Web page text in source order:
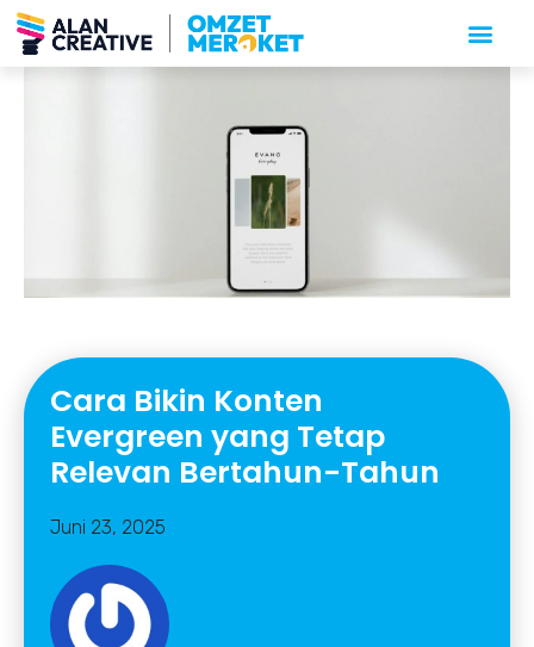
Cara Bikin Konten
Evergreen yang Tetap
Relevan Bertahun-Tahun
Juni 23, 2025